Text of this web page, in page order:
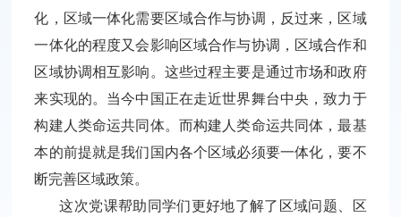
化，区域一体化需要区域合作与协调，反过来，区域
一体化的程度又会影响区域合作与协调，区域合作和
区域协调相互影响。这些过程主要是通过市场和政府
来实现的。当今中国正在走近世界舞台中央，致力于
构建人类命运共同体。而构建人类命运共同体，最基
本的前提就是我们国内各个区域必须要一体化，要不
断完善区域政策。
这次党课帮助同学们更好地了解了区域问题、区